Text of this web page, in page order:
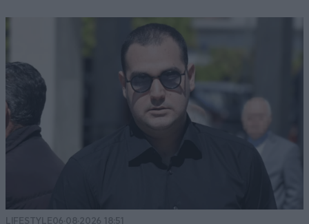
LIFESTYLE06·08·2026 18:51